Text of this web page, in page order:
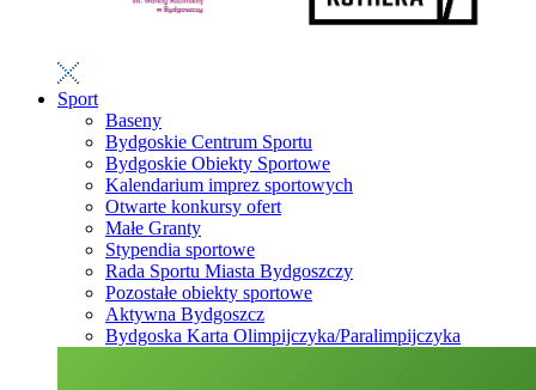
Sport
Baseny
Bydgoskie Centrum Sportu
Bydgoskie Obiekty Sportowe
Kalendarium imprez sportowych
Otwarte konkursy ofert
Małe Granty
Stypendia sportowe
Rada Sportu Miasta Bydgoszczy
Pozostałe obiekty sportowe
Aktywna Bydgoszcz
Bydgoska Karta Olimpijczyka/Paralimpijczyka